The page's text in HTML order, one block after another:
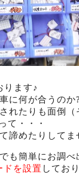
ます♪
に何が合うのか?
れたりも面倒
て・・・
諦めたりしてま
も簡単にお調べ
ドを設置 してお